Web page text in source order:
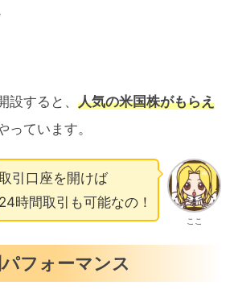
設すると、 人気の米国株がもらえ
っています。
ここ
引口座を開けば
24時間取引も可能なの！
フォーマンス